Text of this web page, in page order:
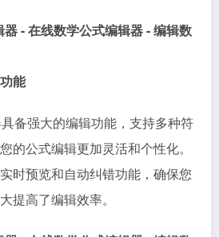
能
备强大的编辑功能，支持多种符
的公式编辑更加灵活和个性化。
时预览和自动纠错功能，确保您
提高了编辑效率。